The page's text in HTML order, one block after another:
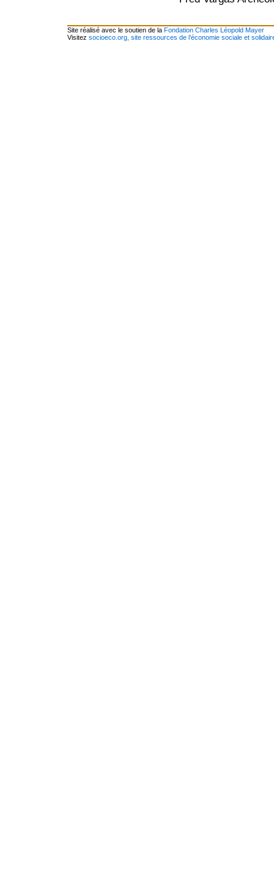
Site réalisé avec le soutien de la Fondation Charles Léopold Mayer
Visitez socioeco.org, site ressources de l’économie sociale et